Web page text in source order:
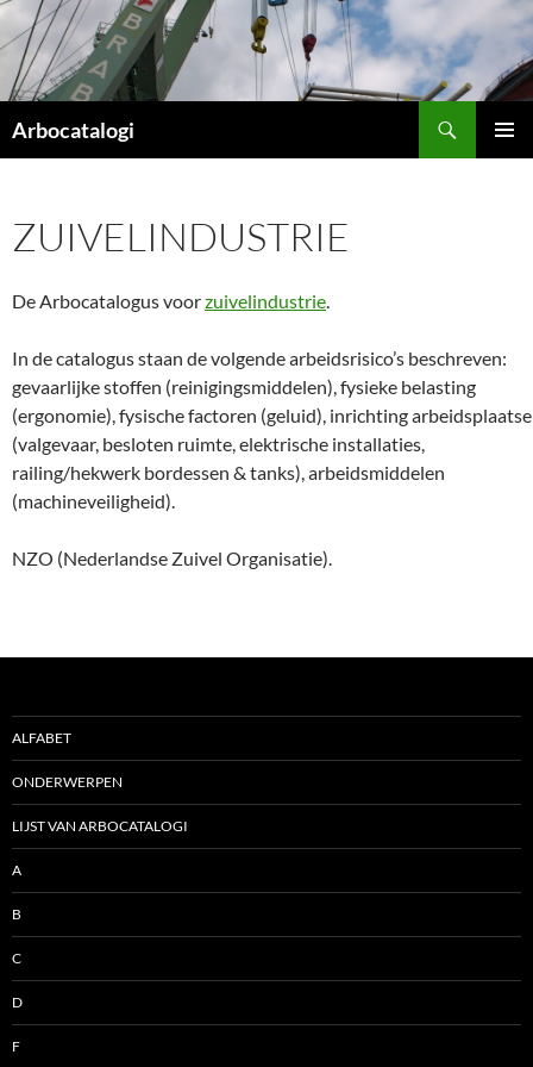
Ga
naar
de
inhoud
Arbocatalogi
ZUIVELINDUSTRIE
De Arbocatalogus voorzuivelindustrie.
In de catalogus staan de volgende arbeidsrisico’s beschreven:
gevaarlijke stoffen (reinigingsmiddelen), fysieke belasting
(ergonomie), fysische factoren (geluid), inrichting
(valgevaar, besloten ruimte, elektrische installaties,
railing/hekwerk bordessen & tanks), arbeidsmiddelen
(machineveiligheid).
NZO (Nederlandse Zuivel Organisatie).
ALFABET
ONDERWERPEN
LIJST VAN ARBOCATALOGI
A
B
C
D
F